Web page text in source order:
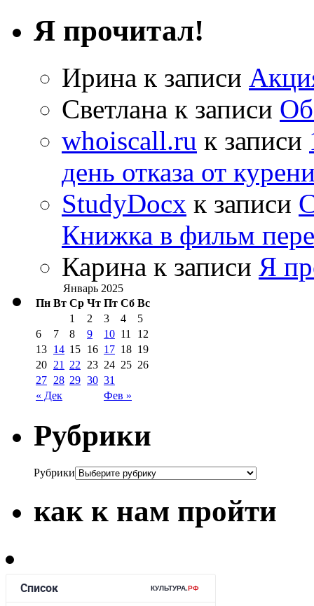
Я прочитал!
Ирина к записи
Светлана к записи
whoiscall.ru к записи
день отказа от
StudyDocx к записи
Книжка в фильм
Карина к записи Я
Январь 2025
Пн Вт Ср Чт Пт Сб Вс
« Дек Фев »
1 2 3 4
5
6
7 8 9 10 11
12
13 14 15 16 17 18 19
20 21 22 23 24 25 26
27 28 29 30 31
Рубрики
Рубрики
как к нам пройти